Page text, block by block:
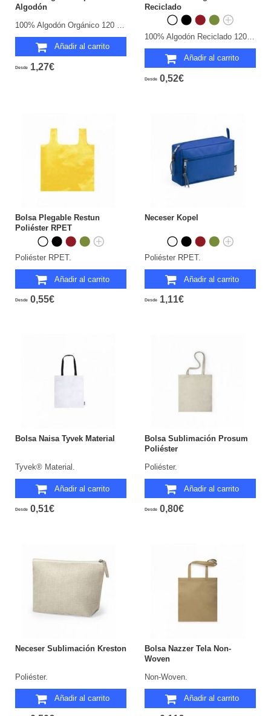
Algodón
Añadir al carrito
Desde 1,27€
Reciclado
Añadir al carrito
Desde 0,52€
Bolsa Plegable Restun
Poliéster RPET
Poliéster RPET.
Añadir al carrito
Desde 0,55€
Neceser Kopel
Poliéster RPET.
Añadir al carrito
Desde 1,11€
Bolsa Naisa Tyvek Material
Tyvek® Material.
Añadir al carrito
Desde 0,51€
Bolsa Sublimación Prosum
Poliéster
Poliéster.
Añadir al carrito
Desde 0,80€
Neceser Sublimación Kreston
Poliéster.
Añadir al carrito
Bolsa Nazzer Tela Non-
Woven
Non-Woven.
Añadir al carrito